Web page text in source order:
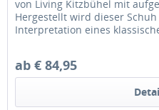
von Living Kitzbühel mit
Hergestellt wird dieser
Interpretation eines
ab € 84,95